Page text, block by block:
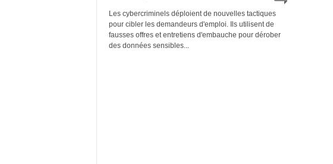
Les cybercriminels déploient de nouvelles tactiques
pour cibler les demandeurs d'emploi. Ils utilisent de
fausses offres et entretiens d'embauche pour dérober
des données sensibles...